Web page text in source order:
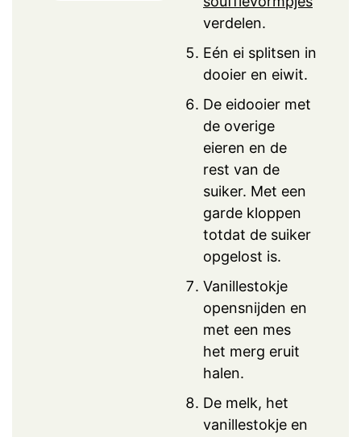
verdelen.
Eén ei splitsen in
dooier en eiwit.
De eidooier met
de overige
eieren en de
rest van de
suiker. Met een
garde kloppen
totdat de suiker
opgelost is.
Vanillestokje
opensnijden en
met een mes
het merg eruit
halen.
De melk, het
vanillestokje en